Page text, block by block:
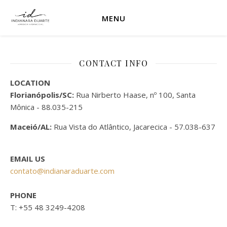
MENU
CONTACT INFO
LOCATION
Florianópolis/SC: Rua Nirberto Haase, nº 100, Santa
Mônica - 88.035-215
Maceió/AL: Rua Vista do Atlântico, Jacarecica - 57.038-637
EMAIL US
contato@indianaraduarte.com
PHONE
T: +55 48 3249-4208